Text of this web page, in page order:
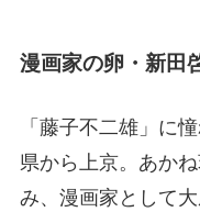
漫画家の卵・新田
「藤子不二雄」に
県から上京。あか
み、漫画家として